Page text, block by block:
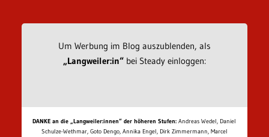
Um Werbung im Blog auszublenden, als
„Langweiler:in“bei Steady einloggen:
DANKE an die „Langweiler:innen“ der höheren Stufen: Andreas Wedel, Daniel
Schulze-Wethmar, Goto Dengo, Annika Engel, Dirk Zimmermann, Marcel